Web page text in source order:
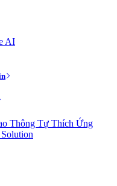
AI
Thông Tự Thích Ứng